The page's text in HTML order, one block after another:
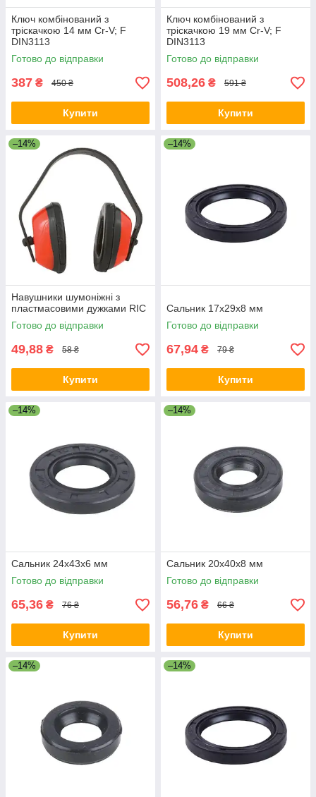
Ключ комбінований з
тріскачкою 14 мм Cr-V; F
DIN3113
Готово до відправки
387 ₴ 450 ₴
Купити
Ключ комбінований з
тріскачкою 19 мм Cr-V; F
DIN3113
Готово до відправки
508,26 ₴ 591 ₴
Купити
–14%
Навушники шумоніжні з
пластмасовими дужками RIC
Готово до відправки
49,88 ₴ 58 ₴
Купити
–14%
Сальник 17х29х8 мм
Готово до відправки
67,94 ₴ 79 ₴
Купити
–14%
Сальник 24x43x6 мм
Готово до відправки
65,36 ₴ 76 ₴
Купити
–14%
Сальник 20x40x8 мм
Готово до відправки
56,76 ₴ 66 ₴
Купити
–14% –14%